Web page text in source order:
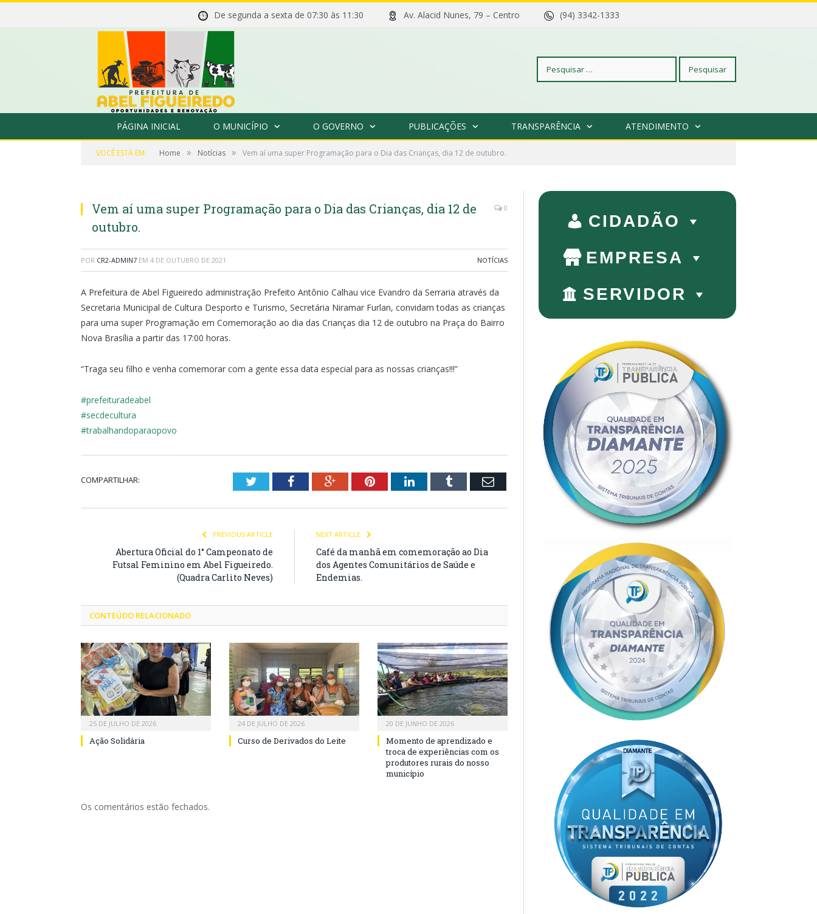
De segunda a sexta de 07:30 às 11:30 Av. Alacid Nunes, 79 – Centro (94) 3342-1333
Pesquisar
PÁGINA INICIAL O MUNICÍPIO O GOVERNO PUBLICAÇÕES TRANSPARÊNCIA ATENDIMENTO
VOCÊ ESTÁ EM: Home » Notícias » Vem aí uma super Programação para o Dia das Crianças, dia 12 de outubro.
Vem aí uma super Programação para o Dia das Crianças, dia 12 de
outubro.
0
POR CR2-ADMIN7 EM 4 DE OUTUBRO DE 2021 NOTÍCIAS
A Prefeitura de Abel Figueiredo administração Prefeito Antônio Calhau vice Evandro da Serraria através da
Secretaria Municipal de Cultura Desporto e Turismo, Secretária Niramar Furlan, convidam todas as crianças
para uma super Programação em Comemoração ao dia das Crianças dia 12 de outubro na Praça do Bairro
Nova Brasília a partir das 17:00 horas.
“Traga seu filho e venha comemorar com a gente essa data especial para as nossas crianças!!!”
#prefeituradeabel
#secdecultura
#trabalhandoparaopovo
COMPARTILHAR: TwitterFacebookGoogle+PinterestLinkedInTumblr Email
PREVIOUS ARTICLE
Abertura Oficial do 1° Campeonato de
Futsal Feminino em Abel Figueiredo.
(Quadra Carlito Neves)
NEXT ARTICLE
Café da manhã em comemoração ao Dia
dos Agentes Comunitários de Saúde e
Endemias.
CONTEÚDO RELACIONADO
25 DE JULHO DE 2026
Ação Solidária
24 DE JULHO DE 2026
Curso de Derivados do Leite
20 DE JUNHO DE 2026
Momento de aprendizado e
troca de experiências com os
produtores rurais do nosso
município
Os comentários estão fechados.
CIDADÃO
EMPRESA
SERVIDOR